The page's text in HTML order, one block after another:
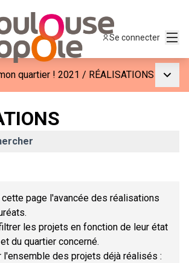
Se connecter
quartier ! 2021 / RÉALISATIONS
page l'avancée des réalisations
les projets en fonction de leur état
du quartier concerné.
l'ensemble des projets déjà réalisés :